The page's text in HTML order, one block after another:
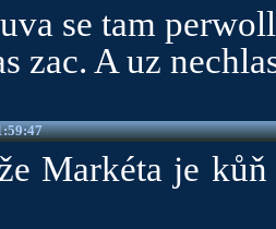
se tam
zac. A uz
Markéta je